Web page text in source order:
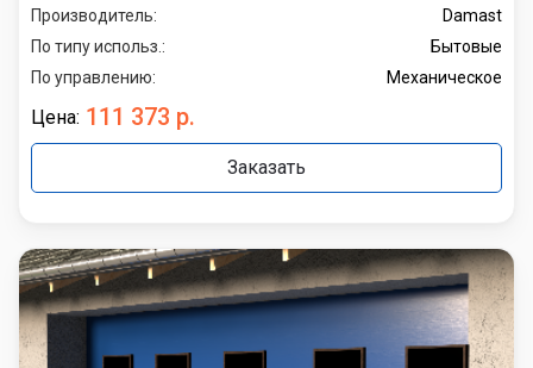
Производитель:
Damast
По типу использ.:
Бытовые
По управлению:
Механическое
Цена: 111 373 р.
Заказать